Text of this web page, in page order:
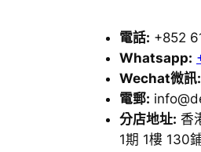
電話: +852
Whatsapp:
Wechat微訊:
電郵:
分店地址: 香
1期 1樓 130